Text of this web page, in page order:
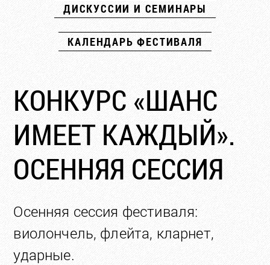
ДИСКУССИИ И СЕМИНАРЫ
КАЛЕНДАРЬ ФЕСТИВАЛЯ
КОНКУРС «ШАНС
ИМЕЕТ КАЖДЫЙ».
ОСЕННЯЯ СЕССИЯ
Осенняя сессия фестиваля:
виолончель, флейта, кларнет,
ударные.